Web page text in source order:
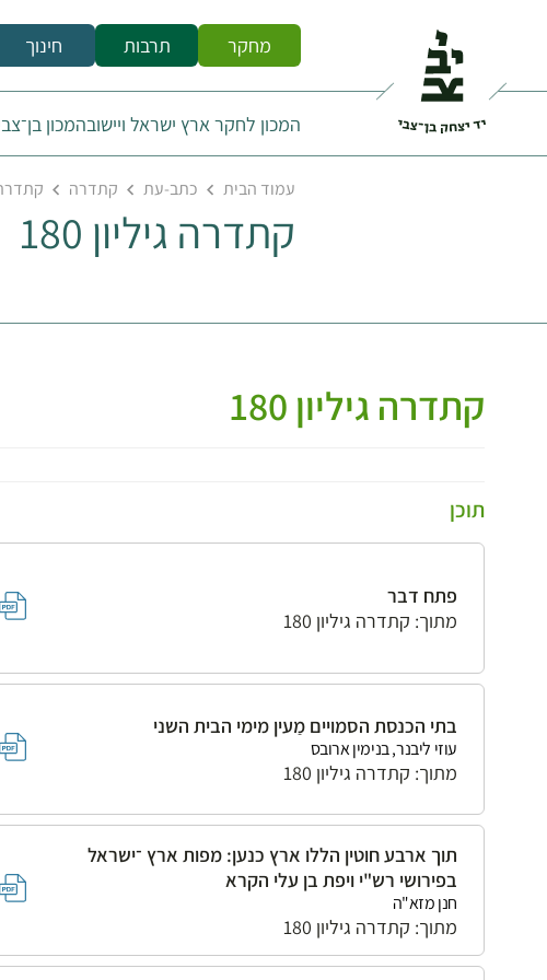
מחקר תרבות חינוך
המכון לחקר ארץ ישראל ויישובהמכון
עמוד הבית כתב-עת קתדרה קתדרה
קתדרה גיליון 180
קתדרה גיליון 180
תוכן
פתח דבר
מתוך: קתדרה גיליון 180
בתי הכנסת הסמויים מַעין מימי הבית השני
עוזי ליבנר, בנימין ארובס
מתוך: קתדרה גיליון 180
תוך ארבע חוטין הללו ארץ כנען: מפות ארץ ־ישראל
בפירושי רש"י ויפת בן עלי הקרא
חנן מזא"ה
מתוך: קתדרה גיליון 180